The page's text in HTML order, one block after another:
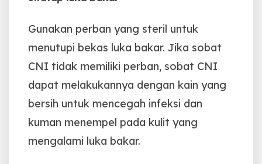
Gunakan perban yang steril untuk
menutupi bekas luka bakar. Jika sobat
CNI tidak memiliki perban, sobat CNI
dapat melakukannya dengan kain yang
bersih untuk mencegah infeksi dan
kuman menempel pada kulit yang
mengalami luka bakar.